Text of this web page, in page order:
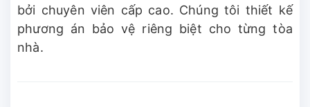
bởi chuyên viên cấp cao. Chúng tôi thiết kế
phương án bảo vệ riêng biệt cho từng tòa
nhà.